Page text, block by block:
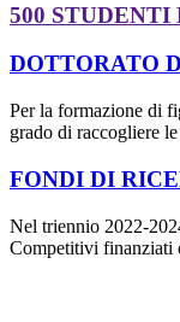
500
DOTTORATO
Per la formazione di
grado di raccogliere
FONDI DI
Nel triennio 2022-
Competitivi finanziati